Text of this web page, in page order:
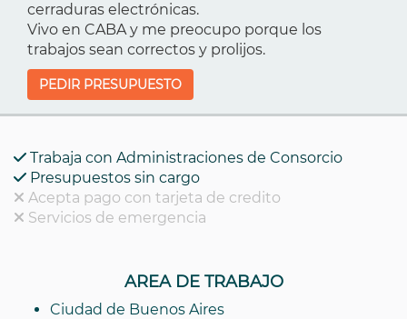
cerraduras electrónicas.
Vivo en CABA y me preocupo porque los
trabajos sean correctos y prolijos.
PEDIR PRESUPUESTO
Trabaja con Administraciones de Consorcio
Presupuestos sin cargo
Acepta pago con tarjeta de credito
Servicios de emergencia
AREA DE TRABAJO
Ciudad de Buenos Aires